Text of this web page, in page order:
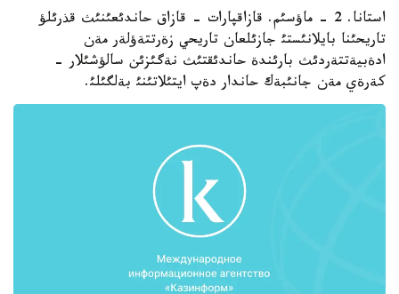
استانا. 2 - ماؤسئم. قازاقپارات - قازاق حاندئعئنئث قذرئلؤ
تاريحئنا بايلانئستئ جازئلعان تاريحي زةرتتةؤلةر مةن
ادةبيةتتةردئث بارئندة حاندئقتئث نةگئزئن سالؤشئلار -
كةرةي مةن جانئبةك حاندار دةپ ايتئلاتئنئ بةلگئلئ.